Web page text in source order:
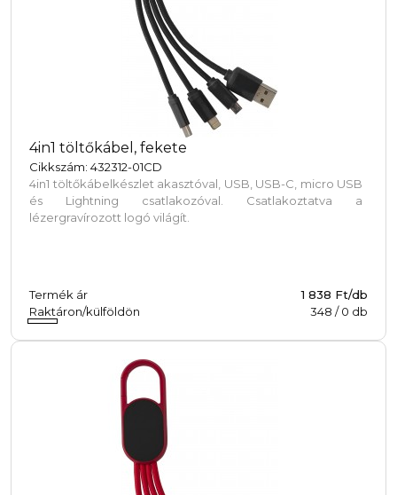
4in1 töltőkábel, fekete
Cikkszám: 432312-01CD
4in1 töltőkábelkészlet akasztóval, USB, USB-C, micro USB
és Lightning csatlakozóval. Csatlakoztatva a
lézergravírozott logó világít.
Termék ár
1 838 Ft/db
Raktáron/külföldön
348 /0 db